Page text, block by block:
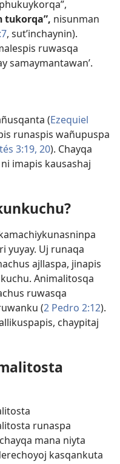
tukorqa”, nisunman
, sutʼinchaynin).
ruwasqa
samaymantawan’.
(Ezequiel
runaspis wañupuspa
3:19, 20). Chayqa
imapis kausashaj
yuyay. Uj runaqa
ajllaspa, jinapis
Animalitosqa
ruwasqa
(2 Pedro 2:12).
chaypitaj
runaspa
mana niyta
kasqankuta